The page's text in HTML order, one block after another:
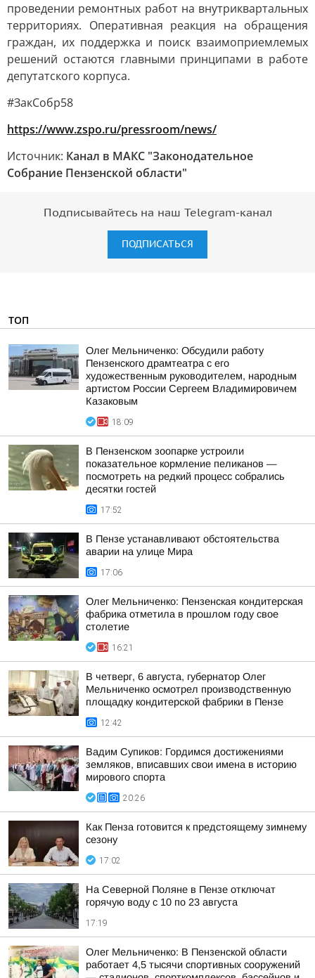
проведении ремонтных работ на внутриквартальных
территориях. Оперативная реакция на обращения
граждан, их поддержка и поиск взаимоприемлемых
решений остаются главными принципами в работе
депутатского корпуса.
#ЗакСобр58
https://www.zspo.ru/pressroom/news/
Источник: Канал в МАКС "Законодательное
Собрание Пензенской области"
Подписывайтесь на наш Telegram-канал
ПОДПИСАТЬСЯ
ТОП
Олег Мельниченко: Обсудили работу
Пензенского драмтеатра с его
художественным руководителем, народным
артистом России Сергеем Владимировичем
Казаковым
18:09
В Пензенском зоопарке устроили
показательное кормление пеликанов —
посмотреть на редкий процесс собрались
десятки гостей
17:52
В Пензе устанавливают обстоятельства
аварии на улице Мира
17:06
Олег Мельниченко: Пензенская кондитерская
фабрика отметила в прошлом году свое
столетие
16:21
В четверг, 6 августа, губернатор Олег
Мельниченко осмотрел производственную
площадку кондитерской фабрики в Пензе
12:42
Вадим Супиков: Гордимся достижениями
земляков, вписавших свои имена в историю
мирового спорта
20:26
Как Пенза готовится к предстоящему зимнему
сезону
17:02
На Северной Поляне в Пензе отключат
горячую воду с 10 по 23 августа
17:19
Олег Мельниченко: В Пензенской области
работает 4,5 тысячи спортивных сооружений